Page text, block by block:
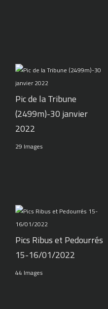
Pic de la Tribune
(2499m)-30 janvier
2022
29 Images
Pics Ribus et Pedourrés
15-16/01/2022
44 Images